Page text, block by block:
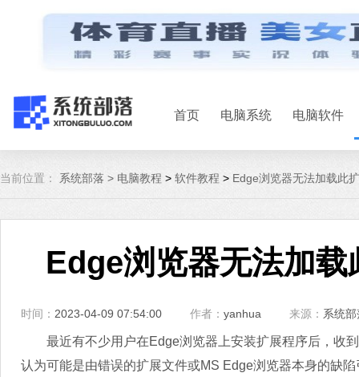
首页 电脑系统 电脑软件
当前位置： 系统部落 > 电脑教程 > 软件教程 > Edge浏览器无法加载此
Edge浏览器无法加
时间： 2023-04-09 07:54:00 作者： yanhua 来源： 系统部
最近有不少用户在Edge浏览器上安装扩展程序后，收到
认为可能是由错误的扩展文件或MS Edge浏览器本身的缺